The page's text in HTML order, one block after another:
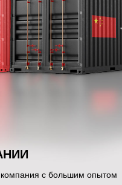
с большим опытом